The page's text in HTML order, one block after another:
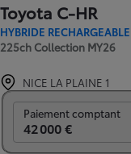
Toyota C-HR
HYBRIDE RECHARGEABLE
225ch Collection MY26
NICE LA PLAINE 1
Paiement comptant
42 000 €